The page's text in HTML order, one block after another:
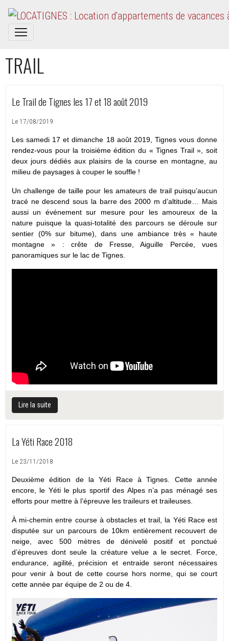
TRAIL
Le Trail de Tignes les 17 et 18 août 2019
Le 17/08/2019
Les samedi 17 et dimanche 18 août 2019, Tignes vous donne
rendez-vous pour la troisième édition du « Tignes Trail », soit
deux jours dédiés aux plaisirs de la course en montagne, au
milieu de paysages à couper le souffle !
Un challenge de taille pour les amateurs de trail puisqu’aucun
tracé ne descend sous la barre des 2000 m d’altitude… Mais
aussi un événement sur mesure pour les amoureux de la
nature puisque la quasi-totalité des parcours se déroule sur
sentier (0% sur bitume), dans une ambiance très « haute
montagne » : crête de Fresse, Aiguille Percée, vues
panoramiques sur le lac de Tignes.
Lire la suite
La Yéti Race 2018
Le 23/11/2018
Deuxième édition de la Yéti Race à Tignes. Cette année
encore, le Yéti le plus sportif des Alpes n’a pas ménagé ses
efforts pour mettre à l’épreuve les traileurs et traileuses.
À mi-chemin entre course à obstacles et trail, la Yéti Race est
disputée sur un parcours de 10km entièrement recouvert de
neige, avec 500 mètres de dénivelé positif et ponctué
d’épreuves dont seule la créature velue a le secret. Force,
endurance, agilité, précision et entraide seront nécessaires
pour venir à bout de cette course hors norme, qui se court
cette année par équipe de 2 ou de 4.